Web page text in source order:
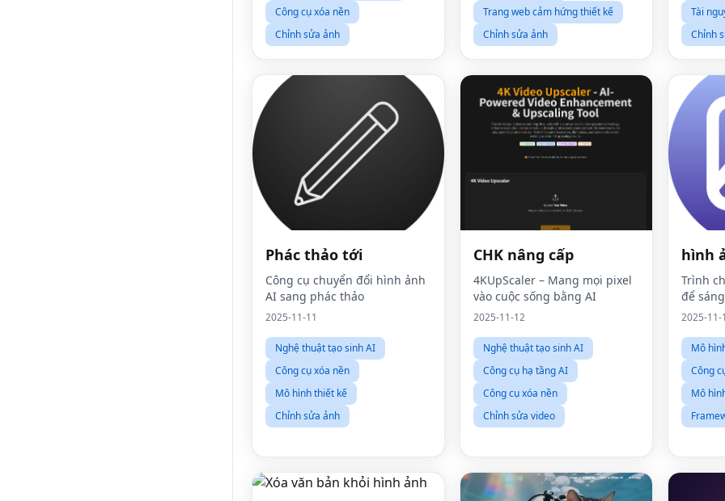
Công cụ xóa nền
Chỉnh sửa ảnh
Trang web cảm hứng thiết kế
Chỉnh sửa ảnh
Tài
Chỉnh
Phác thảo tới
Công cụ chuyển đổi hình ảnh
AI sang phác thảo
2025-11-11
Nghệ thuật tạo sinh AI
Công cụ xóa nền
Mô hình thiết kế
Chỉnh sửa ảnh
CHK nâng cấp
4KUpScaler – Mang mọi pixel
vào cuộc sống bằng AI
2025-11-12
Nghệ thuật tạo sinh AI
Công cụ hạ tầng AI
Công cụ xóa nền
Chỉnh sửa video
hình
Trình
để
2025-11-
Mô
Công
Mô